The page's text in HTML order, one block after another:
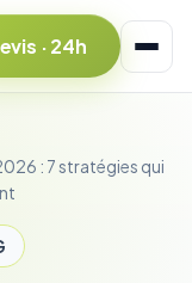
· 24h
: 7 stratégies qui